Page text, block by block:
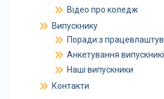
Відео про коледж
Випускнику
Поради з
Анкетування
Наші випускники
Контакти